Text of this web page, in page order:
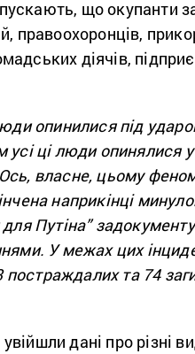
що окупанти
правоохоронців,
діячів,
опинилися під
ці люди опинялися у
власне, цьому
наприкінці
для Путіна”
У межах цих
та 74
дані про різні